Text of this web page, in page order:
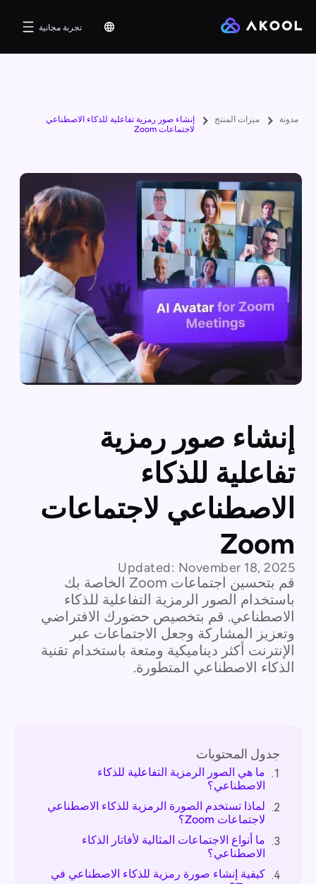
تجربة مجانية
مدونة ميزات المنتج
إنشاء صور رمزية تفاعلية للذكاء الاصطناعي
لاجتماعات Zoom
إنشاء صور رمزية
تفاعلية للذكاء
الاصطناعي لاجتماعات
Zoom
Updated: November 18, 2025
قم بتحسين اجتماعات Zoom الخاصة بك
باستخدام الصور الرمزية التفاعلية للذكاء
الاصطناعي. قم بتخصيص حضورك الافتراضي
وتعزيز المشاركة وجعل الاجتماعات عبر
الإنترنت أكثر ديناميكية ومتعة باستخدام تقنية
الذكاء الاصطناعي المتطورة.
جدول المحتويات
1.
ما هي الصور الرمزية التفاعلية للذكاء
الاصطناعي؟
2.
لماذا تستخدم الصورة الرمزية للذكاء الاصطناعي
لاجتماعات Zoom؟
3.
ما أنواع الاجتماعات المثالية لأفاتار الذكاء
الاصطناعي؟
4.
كيفية إنشاء صورة رمزية للذكاء الاصطناعي في